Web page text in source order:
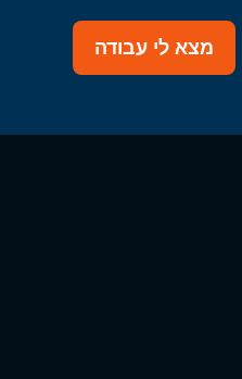
מצא לי עבודה